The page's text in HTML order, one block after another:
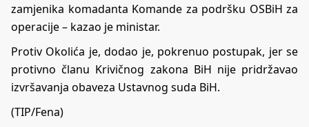
zamjenika komadanta Komande za podršku OSBiH za
operacije – kazao je ministar.
Protiv Okolića je, dodao je, pokrenuo postupak, jer se
protivno članu Krivičnog zakona BiH nije pridržavao
izvršavanja obaveza Ustavnog suda BiH.
(TIP/Fena)